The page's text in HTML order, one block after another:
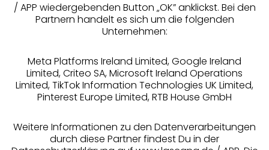
Rechtliches
Alle Preise inkl. MwSt., zzgl.
Versandkosten
/ APP wiedergebenden Button „OK” anklickst. Bei den
Partnern handelt es sich um die folgenden
Unternehmen:
Meta Platforms Ireland Limited, Google Ireland
Limited, Criteo SA, Microsoft Ireland Operations
Limited, TikTok Information Technologies UK Limited,
Pinterest Europe Limited, RTB House GmbH
Weitere Informationen zu den Datenverarbeitungen
durch diese Partner findest Du in der